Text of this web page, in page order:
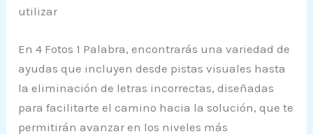
utilizar
En 4 Fotos 1 Palabra, encontrarás una variedad de
ayudas que incluyen desde pistas visuales hasta
la eliminación de letras incorrectas, diseñadas
para facilitarte el camino hacia la solución, que te
permitirán avanzar en los niveles más